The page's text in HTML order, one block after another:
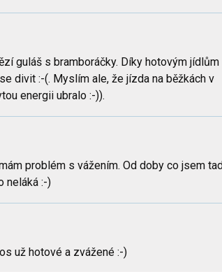
guláš s bramboráčky. Díky hotovým jídlům
divit :-(. Myslím ale, že jízda na běžkách v
energii ubralo :-)).
problém s vážením. Od doby co jsem
neláká :-)
už hotové a zvážené :-)